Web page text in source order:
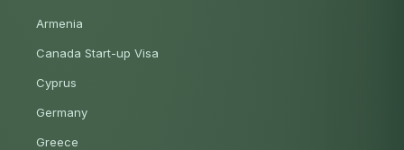
Armenia
Canada Start-up Visa
Cyprus
Germany
Greece